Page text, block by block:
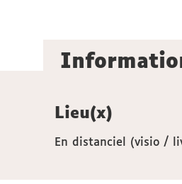
Lieu(x)
En distanciel (visio /